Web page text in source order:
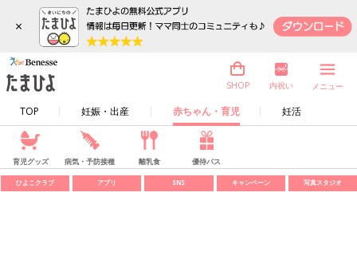
×
TOP 妊娠・出産 赤ちゃん・育児 妊活
SHOP 内祝い メニュー
育児グッズ 病気・予防接種 離乳食 優待パス
ひよこクラブ アプリ SNS キャンペーン 写真スタジオ